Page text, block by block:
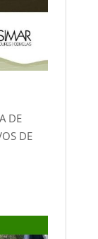
DE
DE